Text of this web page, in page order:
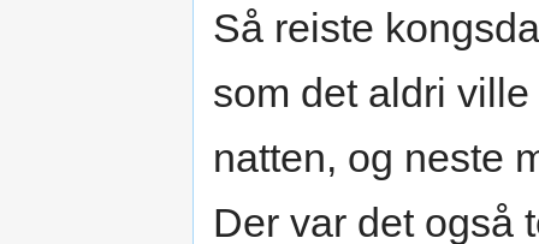
Så reiste
som det aldri
natten, og neste
Der var det også